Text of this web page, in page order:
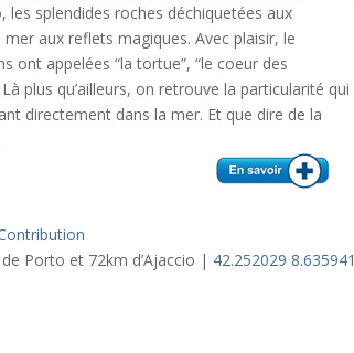
les splendides roches déchiquetées aux
aux reflets magiques. Avec plaisir, le
ont appelées “la tortue”, “le coeur des
plus qu’ailleurs, on retrouve la particularité qui
directement dans la mer. Et que dire de la
Porto et 72km d’Ajaccio | 42.252029 8.635941